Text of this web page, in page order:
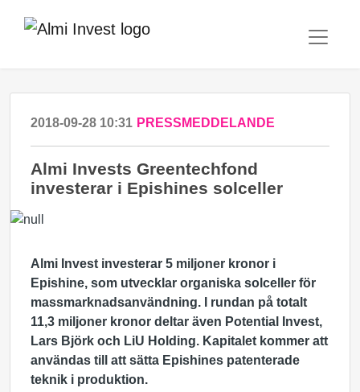
2018-09-28 10:31 PRESSMEDDELANDE
Almi Invests Greentechfond
investerar i Epishines solceller
Almi Invest investerar 5 miljoner kronor i
Epishine, som utvecklar organiska solceller för
massmarknadsanvändning. I rundan på totalt
11,3 miljoner kronor deltar även Potential Invest,
Lars Björk och LiU Holding. Kapitalet kommer att
användas till att sätta Epishines patenterade
teknik i produktion.